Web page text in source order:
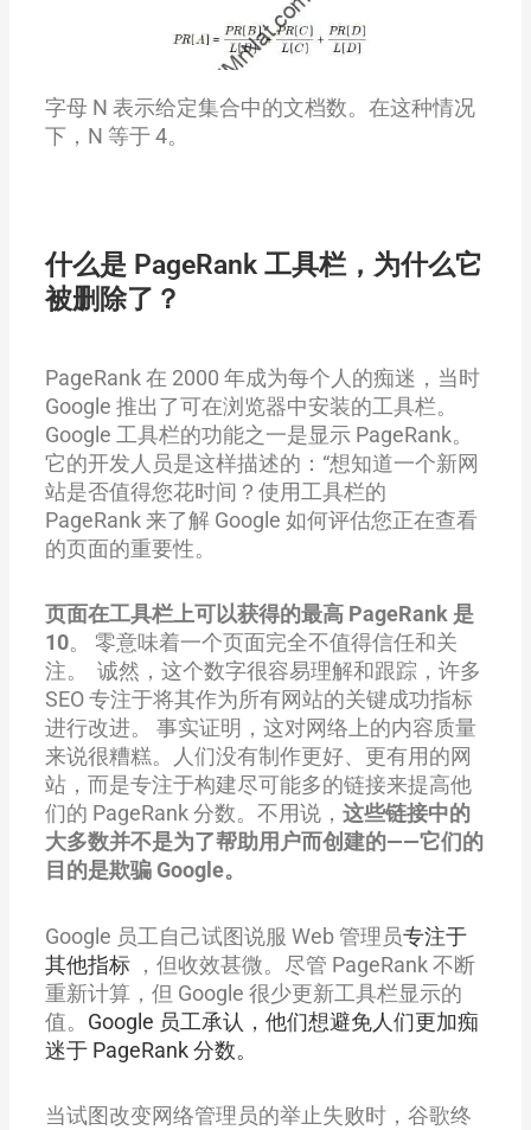
字母 N 表示给定集合中的文档数。在这种情况
下， N 等于 4。
什么是 PageRank 工具栏，为什么它
被删除了？
PageRank 在 2000 年成为每个人的痴迷，当时
Google 推出了可在浏览器中安装的工具栏。
Google 工具栏的功能之一是显示 PageRank。
它的开发人员是这样描述的：“想知道一个新网
站是否值得您花时间？使用工具栏的
PageRank 来了解 Google 如何评估您正在查看
的页面的重要性。
页面在工具栏上可以获得的最高 PageRank 是
10。 零意味着一个页面完全不值得信任和关
注。 诚然，这个数字很容易理解和跟踪，许多
SEO 专注于将其作为所有网站的关键成功指标
进行改进。 事实证明，这对网络上的内容质量
来说很糟糕。人们没有制作更好、更有用的网
站，而是专注于构建尽可能多的链接来提高他
们的 PageRank 分数。不用说， 这些链接中的
大多数并不是为了帮助用户而创建的——它们的
目的是欺骗 Google。
Google 员工自己试图说服 Web 管理员专注于
其他指标，但收效甚微。尽管 PageRank 不断
重新计算，但 Google 很少更新工具栏显示的
值。 Google 员工承认，他们想避免人们更加痴
迷于 PageRank 分数。
当试图改变网络管理员的举止失败时，谷歌终